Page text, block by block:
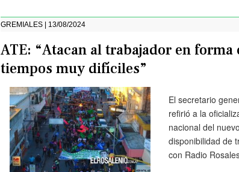
GREMIALES | 13/08/2024
ATE: “Atacan al trabajador en forma
tiempos muy difíciles”
El secretario
refirió a la
nacional del
disponibilidad de
con Radio